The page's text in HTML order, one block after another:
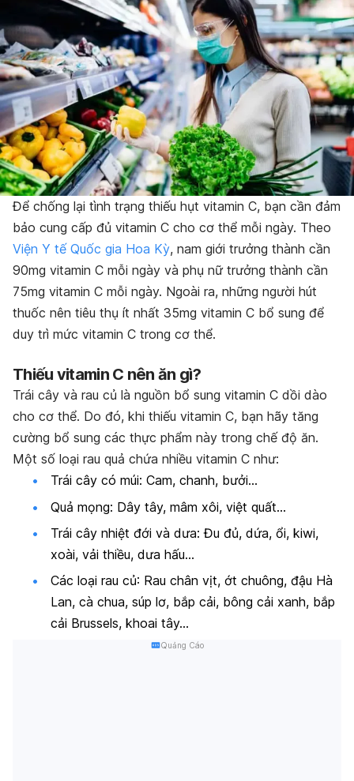
Để chống lại tình trạng thiếu hụt vitamin C, bạn cần đảm
bảo cung cấp đủ vitamin C cho cơ thể mỗi ngày. Theo
Viện Y tế Quốc gia Hoa Kỳ, nam giới trưởng thành cần
90mg vitamin C mỗi ngày và phụ nữ trưởng thành cần
75mg vitamin C mỗi ngày. Ngoài ra, những người hút
thuốc nên tiêu thụ ít nhất 35mg vitamin C bổ sung để
duy trì mức vitamin C trong cơ thể.
Thiếu vitamin C nên ăn gì?
Trái cây và rau củ là nguồn bổ sung vitamin C dồi dào
cho cơ thể. Do đó, khi thiếu vitamin C, bạn hãy tăng
cường bổ sung các thực phẩm này trong chế độ ăn.
Một số loại rau quả chứa nhiều vitamin C như:
Trái cây có múi: Cam, chanh, bưởi…
Quả mọng: Dây tây, mâm xôi, việt quất…
Trái cây nhiệt đới và dưa: Đu đủ, dứa, ổi, kiwi,
xoài, vải thiều, dưa hấu…
Các loại rau củ: Rau chân vịt, ớt chuông, đậu Hà
Lan, cà chua, súp lơ, bắp cải, bông cải xanh, bắp
cải Brussels, khoai tây…
Quảng Cáo